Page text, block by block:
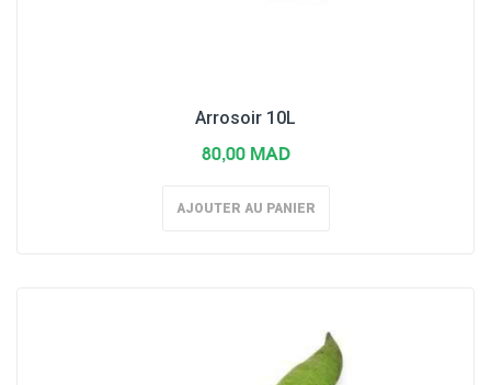
Arrosoir 10L
80,00 MAD
AJOUTER AU PANIER